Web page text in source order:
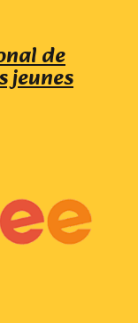
de
jeunes